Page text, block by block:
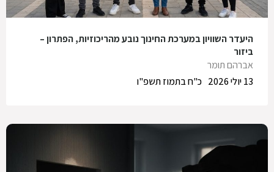
היעדר השוויון במערכת החינוך נובע מהריכוזיות, הפתרון –
ביזור
אברהם תומר
כ"ח בתמוז תשפ"ו
13 יולי 2026